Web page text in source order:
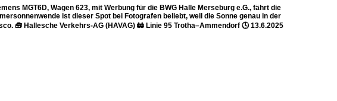
MGT6D, Wagen 623, mit Werbung für die BWG Halle Merseburg e.G., fährt die
ist dieser Spot bei Fotografen beliebt, weil die Sonne genau in der
🧰 Hallesche Verkehrs-AG (HAVAG) 🚋 Linie 95 Trotha–Ammendorf 🕓 13.6.2025